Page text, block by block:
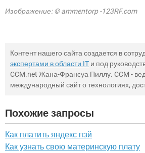
Изображение: © ammentorp -123RF.com
Контент нашего сайта создается в
экспертами в области IT и под
CCM.net Жана-Франсуа Пиллу. CCM -
международный сайт о технологиях,
Похожие запросы
Как платить яндекс пэй
Как узнать свою материнскую плату